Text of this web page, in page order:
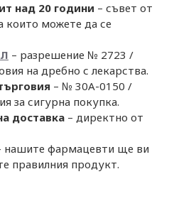
над 20 години – съвет от
които можете да се
– разрешение № 2723 /
на дребно с лекарства.
– № 30A-0150 /
за сигурна покупка.
доставка – директно от
нашите фармацевти ще ви
правилния продукт.